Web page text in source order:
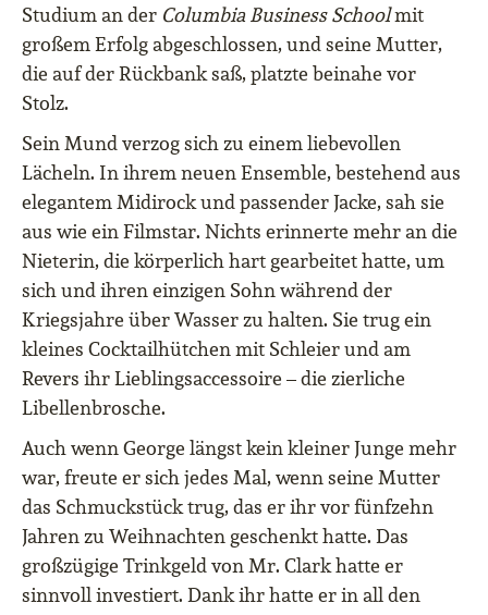
Studium an der Columbia Business Schoolmit
großem Erfolg abgeschlossen, und seine Mutter,
die auf der Rückbank saß, platzte beinahe vor
Stolz.
Sein Mund verzog sich zu einem liebevollen
Lächeln. In ihrem neuen Ensemble, bestehend aus
elegantem Midirock und passender Jacke, sah sie
aus wie ein Filmstar. Nichts erinnerte mehr an die
Nieterin, die körperlich hart gearbeitet hatte, um
sich und ihren einzigen Sohn während der
Kriegsjahre über Wasser zu halten. Sie trug ein
kleines Cocktailhütchen mit Schleier und am
Revers ihr Lieblingsaccessoire – die zierliche
Libellenbrosche.
Auch wenn George längst kein kleiner Junge mehr
war, freute er sich jedes Mal, wenn seine Mutter
das Schmuckstück trug, das er ihr vor fünfzehn
Jahren zu Weihnachten geschenkt hatte. Das
großzügige Trinkgeld von Mr. Clark hatte er
sinnvoll investiert. Dank ihr hatte er in all den